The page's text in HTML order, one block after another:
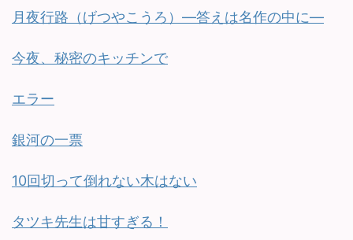
月夜行路（げつやこうろ）—答えは名作の中に—
今夜、秘密のキッチンで
エラー
銀河の一票
10回切って倒れない木はない
タツキ先生は甘すぎる！